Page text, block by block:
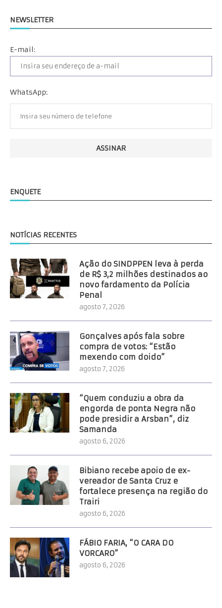
NEWSLETTER
E-mail:
WhatsApp:
ENQUETE
NOTÍCIAS RECENTES
Ação do SINDPPEN leva à perda
de R$ 3,2 milhões destinados ao
novo fardamento da Polícia
Penal
agosto 7, 2026
Gonçalves após fala sobre
compra de votos: “Estão
mexendo com doido”
agosto 7, 2026
“Quem conduziu a obra da
engorda de ponta Negra não
pode presidir a Arsban”, diz
Samanda
agosto 6, 2026
Bibiano recebe apoio de ex-
vereador de Santa Cruz e
fortalece presença na região do
Trairi
agosto 6, 2026
FÁBIO FARIA, “O CARA DO
VORCARO”
agosto 6, 2026